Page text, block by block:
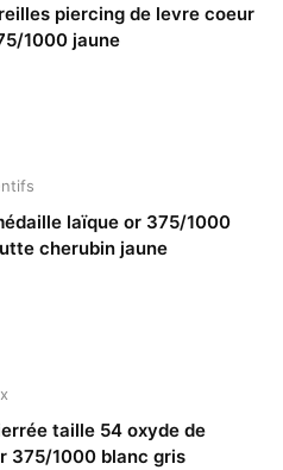
piercing de levre coeur
1000 jaune
laïque or 375/1000
cherubin jaune
taille 54 oxyde de
375/1000 blanc gris